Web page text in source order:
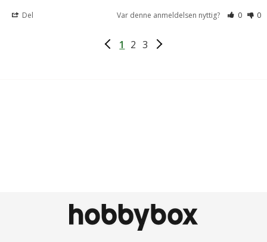
Del Var denne anmeldelsen nyttig? 0 0
1 2 3